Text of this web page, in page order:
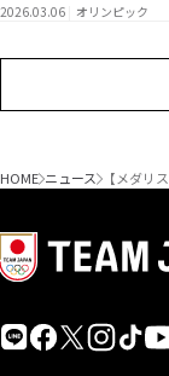
2026.03.06 オリンピック
HOME ニュース 【メダリ